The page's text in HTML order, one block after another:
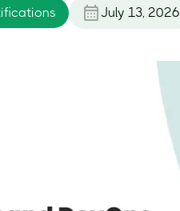
July 13, 2026